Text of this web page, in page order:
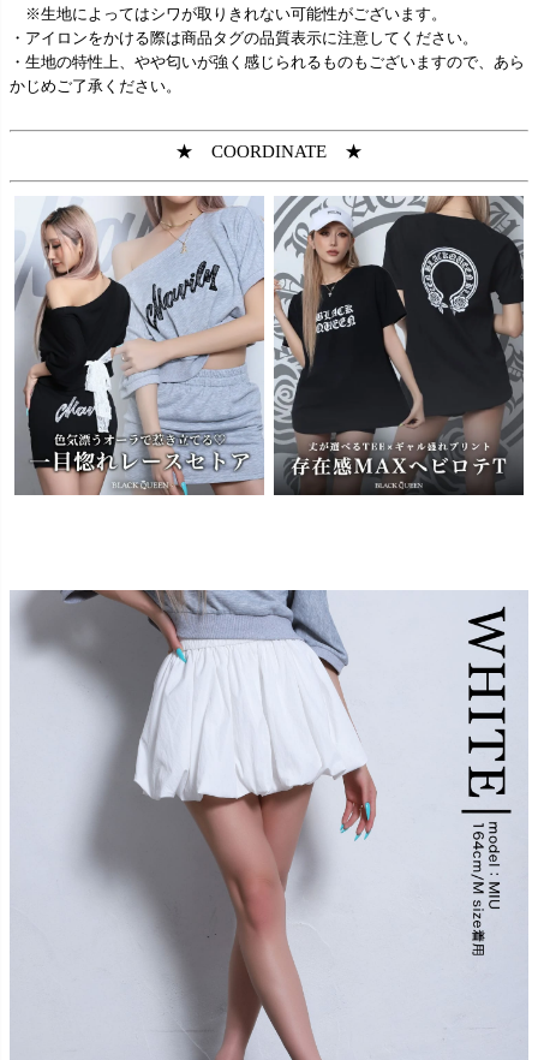
※生地によってはシワが取りきれない可能性がございます。
・アイロンをかける際は商品タグの品質表示に注意してください。
・生地の特性上、やや匂いが強く感じられるものもございますので、あら
かじめご了承ください。
★ COORDINATE ★